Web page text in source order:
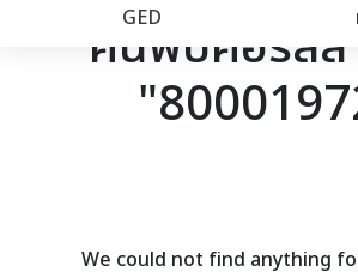
เว็บไซต์อิกไนท์
โปรโมชั่น
GED
ค้นพบคอร์สส
We could not find anything